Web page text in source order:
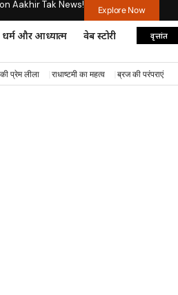
Aakhir Tak News! Explore Now
धर्म और आध्यात्म वेब स्टोरी वृत्तांत
प्रेम लीला राधाष्टमी का महत्व ब्रज की परंपराएं